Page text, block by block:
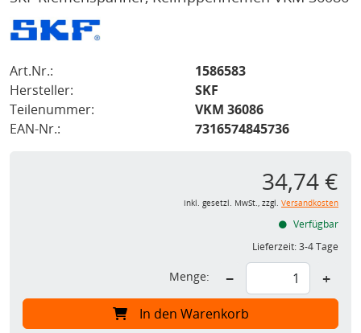
Art.Nr.:
1586583
Hersteller:
SKF
Teilenummer:
VKM 36086
EAN-Nr.:
7316574845736
34,74 €
inkl. gesetzl. MwSt., zzgl. Versandkosten
Verfügbar
Lieferzeit:3-4 Tage
Menge: − +
In den Warenkorb